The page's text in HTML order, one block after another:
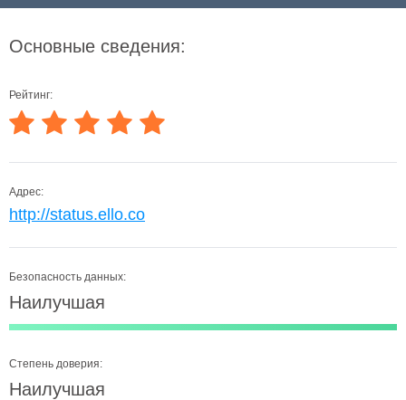
Основные сведения:
Рейтинг:
Адрес:
http://status.ello.co
Безопасность данных:
Наилучшая
Степень доверия:
Наилучшая